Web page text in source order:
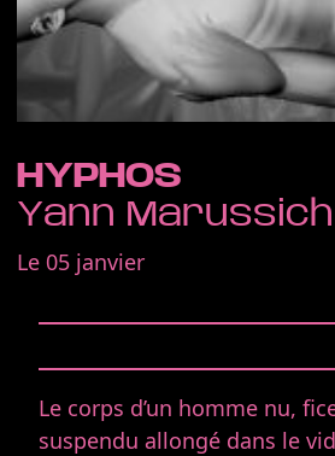
HYPHOS
Yann Marussich
Le 05 janvier
Le corps d’un homme nu,
suspendu allongé dans le